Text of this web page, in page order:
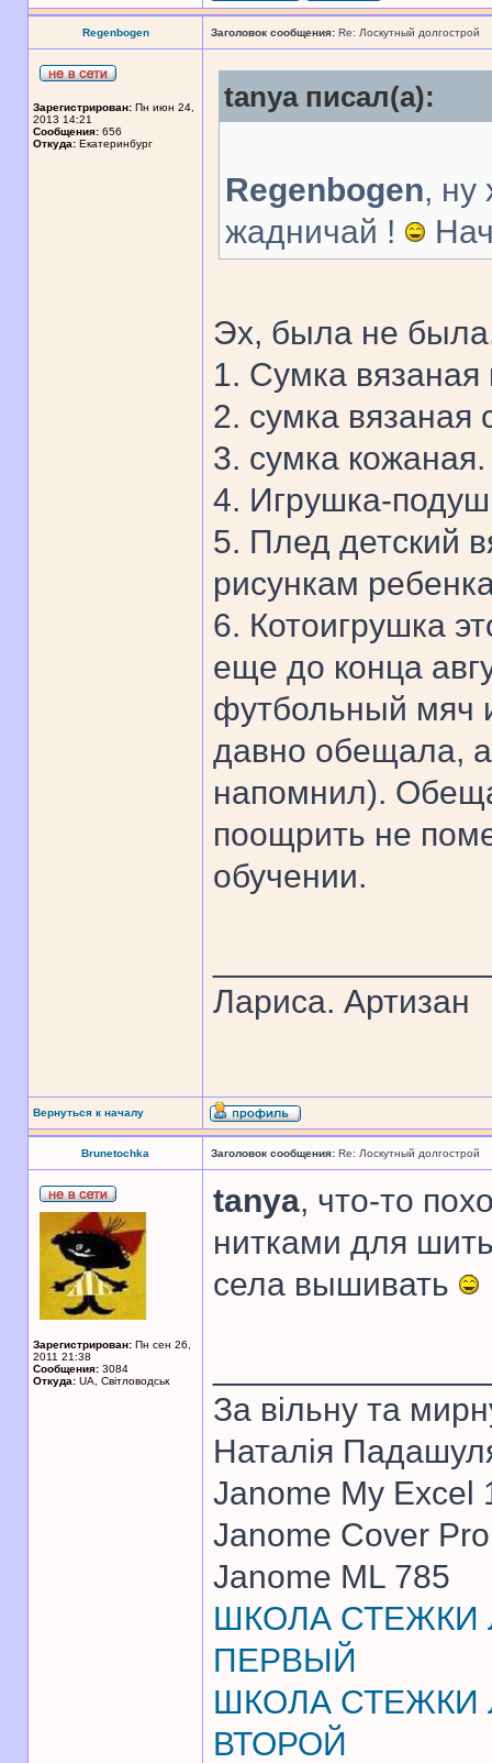
Regenbogen Заголовок сообщения: Re: Лоскутный долгострой
Зарегистрирован: Пн июн 24,
2013 14:21
Сообщения: 656
Откуда: Екатеринбург
tanya писал(а):
Regenbogen, ну
жадничай !
Эх, была не
1. Сумка вязаная
2. сумка вязаная
3. сумка кожаная.
4. Игрушка-
5. Плед детский
рисункам
6. Котоигрушка
еще до конца
футбольный мяч
давно обещала,
напомнил).
поощрить не
обучении.
Лариса. Артизан
Вернуться к началу
Brunetochka Заголовок сообщения: Re: Лоскутный долгострой
Зарегистрирован: Пн сен 26,
2011 21:38
Сообщения: 3084
Откуда: UA, Свiтловодськ
tanya, что-то
нитками для
села вышивать
За вiльну та
Наталiя
Janome My Excel
Janome Cover
Janome ML 785
ШКОЛА СТЕЖКИ
ПЕРВЫЙ
ШКОЛА СТЕЖКИ
ВТОРОЙ